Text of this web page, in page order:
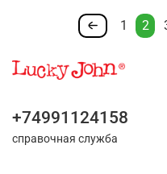
1 2
+74991124158
справочная служба